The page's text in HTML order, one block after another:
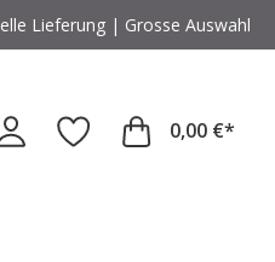
Lieferung | Grosse Auswahl
0,00 €*